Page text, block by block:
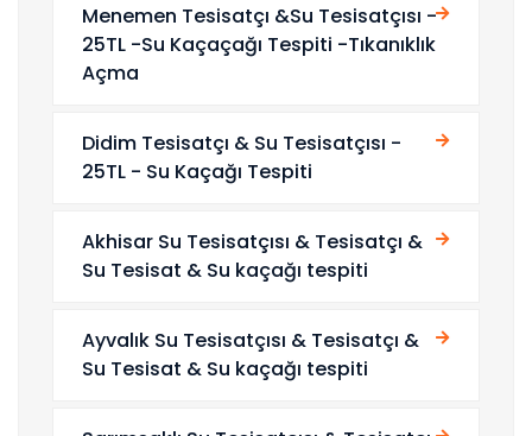
Menemen Tesisatçı &Su Tesisatçısı -
25TL -Su Kaçaçağı Tespiti -Tıkanıklık
Açma
Didim Tesisatçı & Su Tesisatçısı -
25TL - Su Kaçağı Tespiti
Akhisar Su Tesisatçısı & Tesisatçı &
Su Tesisat & Su kaçağı tespiti
Ayvalık Su Tesisatçısı & Tesisatçı &
Su Tesisat & Su kaçağı tespiti